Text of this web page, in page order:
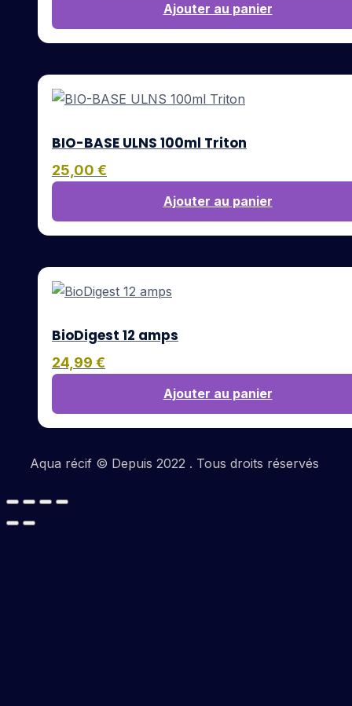
Ajouter au panier
BIO-BASE ULNS 100ml Triton
25,00 €
Ajouter au panier
BioDigest 12 amps
24,99 €
Ajouter au panier
Aqua récif © Depuis 2022 . Tous droits réservés